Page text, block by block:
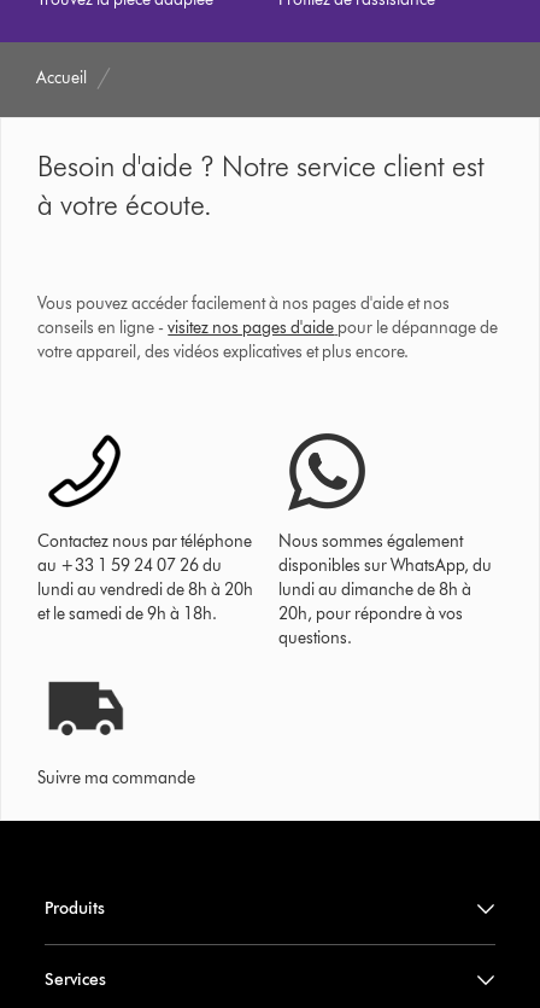
Accueil
Besoin d'aide ? Notre service client est
à votre écoute.
Vous pouvez accéder facilement à nos pages d'aide et nos
conseils en ligne -visitez nos pages d'aide pour le dépannage de
votre appareil, des vidéos explicatives et plus encore.
Contactez nous par téléphone
au +33 1 59 24 07 26 du
lundi au vendredi de 8h à 20h
et le samedi de 9h à 18h.
Nous sommes également
disponibles sur WhatsApp, du
lundi au dimanche de 8h à
20h, pour répondre à vos
questions.
Suivre ma commande
Produits
Services